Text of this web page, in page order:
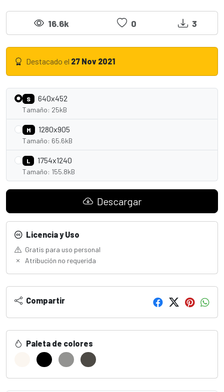
16.6k 0 3
Destacado el 27 Nov 2021
S 640x452
Tamaño: 25kB
M 1280x905
Tamaño: 65.6kB
L 1754x1240
Tamaño: 155.8kB
Descargar
Licencia y Uso
Gratis para uso personal
Atribución no requerida
Compartir
Paleta de colores